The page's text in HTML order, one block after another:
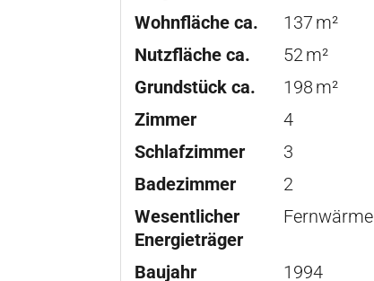
Wohnfläche ca.
137 m²
Nutzfläche ca.
52 m²
Grund­stück ca.
198 m²
Zimmer
4
Schlafzimmer
3
Badezimmer
2
Wesentlicher
Energieträger
Fernwärme
Baujahr
1994